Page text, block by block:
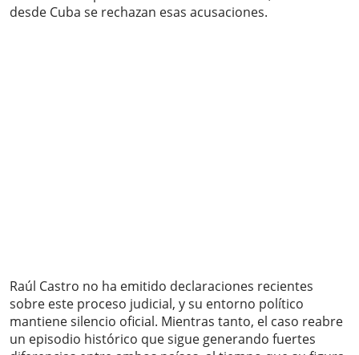
desde Cuba se rechazan esas acusaciones.
Raúl Castro no ha emitido declaraciones recientes
sobre este proceso judicial, y su entorno político
mantiene silencio oficial. Mientras tanto, el caso reabre
un episodio histórico que sigue generando fuertes